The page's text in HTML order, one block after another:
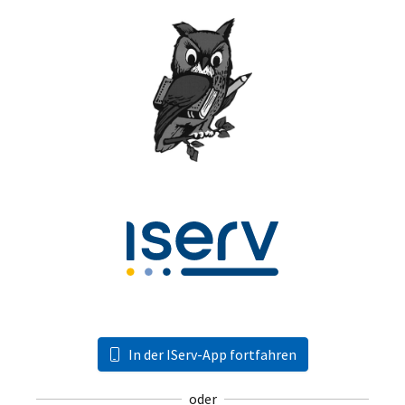
In der IServ-App fortfahren
oder